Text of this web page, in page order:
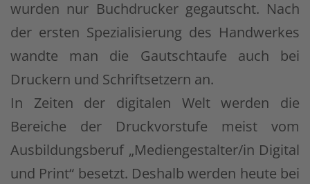
wurden nur Buchdrucker gegautscht. Nach
der ersten Spezialisierung des Handwerkes
wandte man die Gautschtaufe auch bei
Druckern und Schriftsetzern an.
In Zeiten der digitalen Welt werden die
Bereiche der Druckvorstufe meist vom
Ausbildungsberuf „Mediengestalter/in Digital
und Print“ besetzt. Deshalb werden heute bei